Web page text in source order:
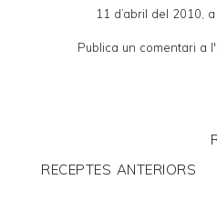
11 d’abril del 2010,
Publica un comentari a
RECEPTES ANTERIORS